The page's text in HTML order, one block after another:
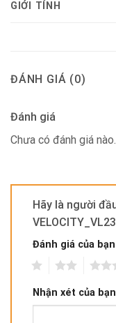
GIỚI TÍNH
ĐÁNH GIÁ (0)
Đánh giá
Chưa có đánh giá nào.
Hãy là người
Đánh giá của bạn
Nhận xét của bạn